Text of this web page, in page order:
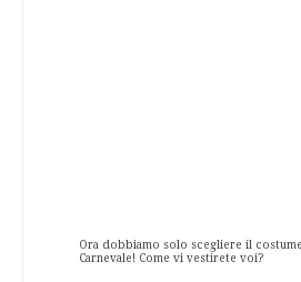
Ora dobbiamo solo scegliere il
Carnevale! Come vi vestirete voi?